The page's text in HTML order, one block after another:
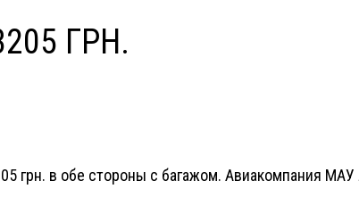
ГРН.
грн. в обе стороны с багажом. Авиакомпания